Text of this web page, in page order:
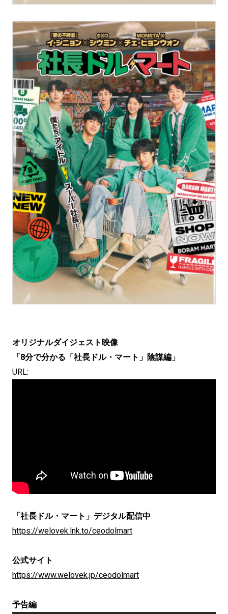
オリジナルダイジェスト映像
「8分で分かる「社長ドル・マート」 陰謀編」
URL:
「社長ドル・マート」デジタル配信中
https://welovek.lnk.to/ceodolmart
公式サイト
https://www.welovek.jp/ceodolmart
予告編